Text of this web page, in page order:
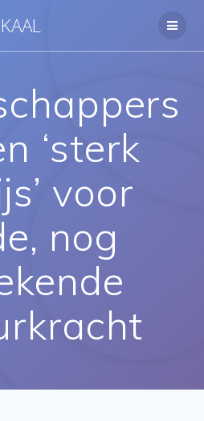
naar
‘sterk
voor
nog